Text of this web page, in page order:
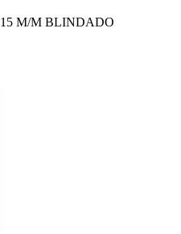
M/M BLINDADO